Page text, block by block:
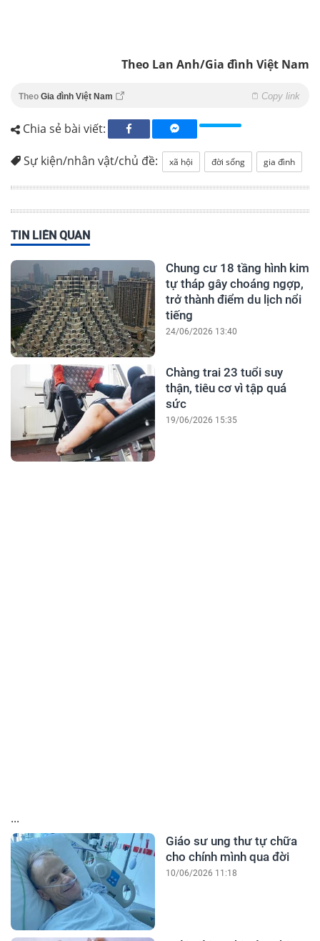
Theo Lan Anh/Gia đình Việt Nam
Theo Gia đình Việt Nam Copy link
Chia sẻ bài viết:
Sự kiện/nhân vật/chủ đề: xã hội đời sống gia đình
TIN LIÊN QUAN
Chung cư 18 tầng hình kim
tự tháp gây choáng ngợp,
trở thành điểm du lịch nổi
tiếng
24/06/2026 13:40
Chàng trai 23 tuổi suy
thận, tiêu cơ vì tập quá
sức
19/06/2026 15:35
...
Giáo sư ung thư tự chữa
cho chính mình qua đời
10/06/2026 11:18